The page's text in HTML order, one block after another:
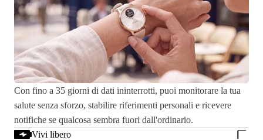
Con fino a 35 giorni di dati ininterrotti, puoi monitorare la tua
salute senza sforzo, stabilire riferimenti personali e ricevere
notifiche se qualcosa sembra fuori dall'ordinario.
Vivi libero